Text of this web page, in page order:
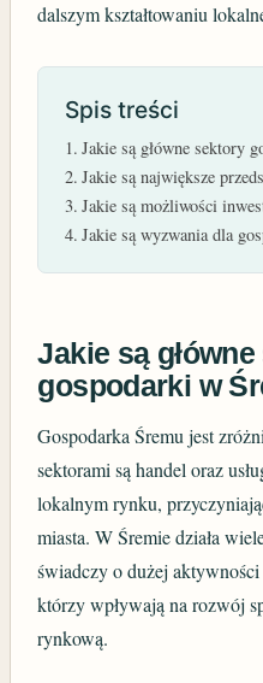
dalszym kształtowaniu
Spis treści
Jakie są główne sektory
Jakie są największe
Jakie są możliwości
Jakie są wyzwania dla
Jakie są
gospodarki w
Gospodarka Śremu jest
sektorami są handel oraz
lokalnym rynku,
miasta. W Śremie działa
świadczy o dużej
którzy wpływają na rozwój
rynkową.